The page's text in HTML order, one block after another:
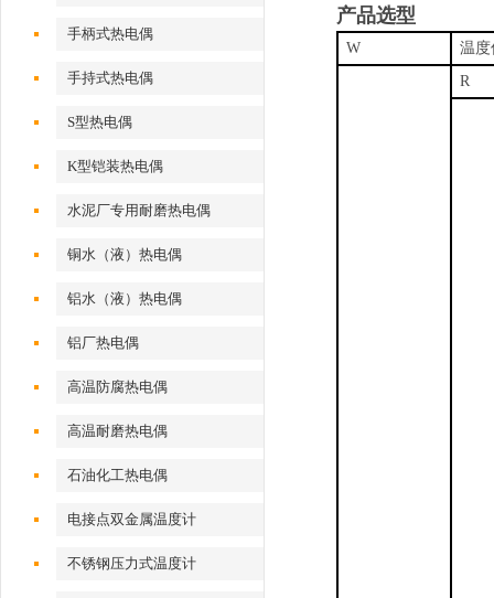
手柄式热电偶
手持式热电偶
S型热电偶
K型铠装热电偶
水泥厂专用耐磨热电偶
铜水（液）热电偶
铝水（液）热电偶
铝厂热电偶
高温防腐热电偶
高温耐磨热电偶
石油化工热电偶
电接点双金属温度计
不锈钢压力式温度计
产品选型
W
温度
R